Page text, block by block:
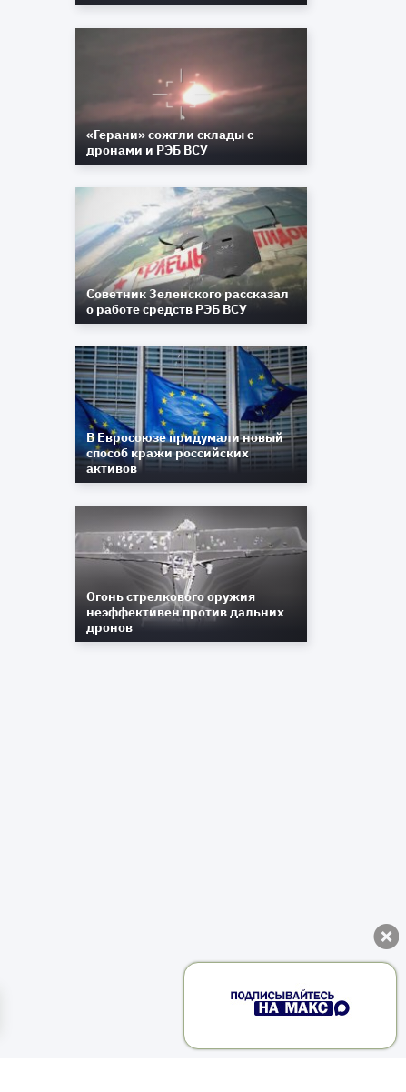
«Герани» сожгли склады с
дронами и РЭБ ВСУ
Советник Зеленского рассказал
о работе средств РЭБ ВСУ
В Евросоюзе придумали новый
способ кражи российских
активов
Огонь стрелкового оружия
неэффективен против дальних
дронов